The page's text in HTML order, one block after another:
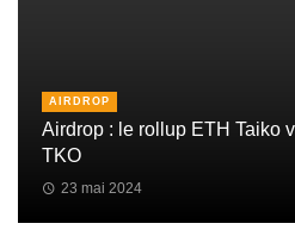
AIRDROP
Airdrop : le rollup ETH Taiko
TKO
23 mai 2024